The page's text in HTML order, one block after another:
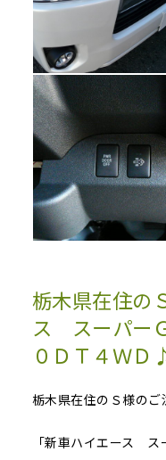
栃木県在住
ス スーパー
０ＤＴ４Ｗ
栃木県在住のＳ様のご
「新車ハイエース ス